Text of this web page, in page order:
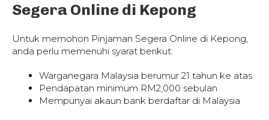
Segera Online di Kepong
Untuk memohon Pinjaman Segera Online di Kepong,
anda perlu memenuhi syarat berikut:
Warganegara Malaysia berumur 21 tahun ke atas
Pendapatan minimum RM2,000 sebulan
Mempunyai akaun bank berdaftar di Malaysia